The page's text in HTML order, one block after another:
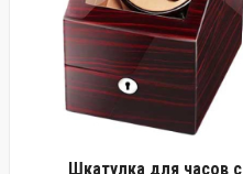
Шкатулка для часов с